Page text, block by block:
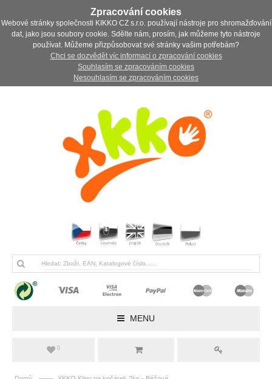
Zpracování cookies
Webové stránky společnosti KIKKO CZ s.r.o. používají nástroje pro shromažďování
dat, jako jsou soubory cookie. Sdělte nám, prosím, jak můžeme tyto nástroje
používat. Můžeme přizpůsobovat své stránky vašim potřebám?
Chci se dozvědět víc informací o zpracování cookies
Souhlasím se zpracováním cookies
Nesouhlasím se zpracováním cookies
MENU
0